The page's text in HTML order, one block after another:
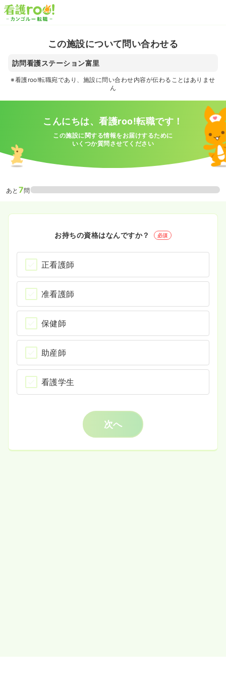
この施設について問い合わせる
訪問看護ステーション富里
※看護roo!転職宛であり、施設に問い合わせ内容が伝わることはありませ
ん
こんにちは、看護roo!転職です！
この施設に関する情報をお届けするために
いくつか質問させてください
あと 7問
お持ちの資格はなんですか？ 必須
正看護師
准看護師
保健師
助産師
看護学生
次へ